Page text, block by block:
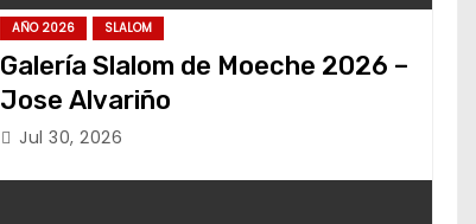
AÑO 2026 SLALOM
Galería Slalom de Moeche 2026 –
Jose Alvariño
Jul 30, 2026